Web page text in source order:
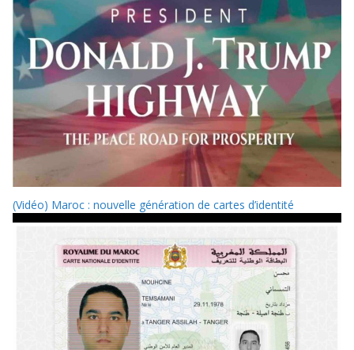
(Vidéo) Maroc : nouvelle génération de cartes d’identité